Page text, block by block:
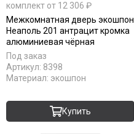
комплект от 12 306 ₽
Межкомнатная дверь экошпон
Неаполь 201 антрацит кромка
алюминиевая чёрная
Под заказ
Артикул: 8398
Материал: экошпон
Купить